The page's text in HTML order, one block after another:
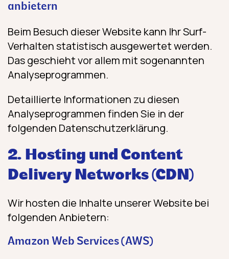
anbietern
Beim Besuch dieser Website kann Ihr Surf-
Verhalten statistisch ausgewertet werden.
Das geschieht vor allem mit sogenannten
Analyseprogrammen.
Detaillierte Informationen zu diesen
Analyseprogrammen finden Sie in der
folgenden Datenschutzerklärung.
2. Hosting und Content
Delivery Networks (CDN)
Wir hosten die Inhalte unserer Website bei
folgenden Anbietern:
Amazon Web Services (AWS)